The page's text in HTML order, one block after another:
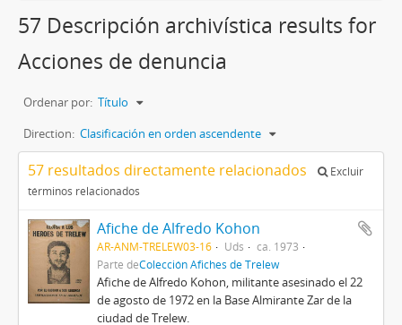
57 Descripción archivística results for
Acciones de denuncia
Ordenar por: Título
Direction: Clasificación en orden ascendente
57 resultados directamente relacionados
Excluir
términos relacionados
Afiche de Alfredo Kohon
AR-ANM-TRELEW03-16 Uds
ca. 1973
Parte deColección Afiches de Trelew
Afiche de Alfredo Kohon, militante asesinado el 22
de agosto de 1972 en la Base Almirante Zar de la
ciudad de Trelew.